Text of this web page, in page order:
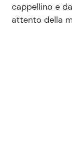
cappellino e
attento della